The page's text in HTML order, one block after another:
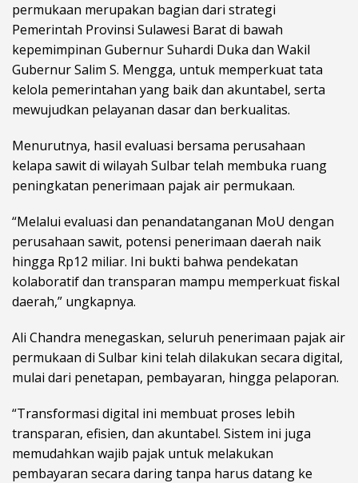
permukaan merupakan bagian dari strategi
Pemerintah Provinsi Sulawesi Barat di bawah
kepemimpinan Gubernur Suhardi Duka dan Wakil
Gubernur Salim S. Mengga, untuk memperkuat tata
kelola pemerintahan yang baik dan akuntabel, serta
mewujudkan pelayanan dasar dan berkualitas.
Menurutnya, hasil evaluasi bersama perusahaan
kelapa sawit di wilayah Sulbar telah membuka ruang
peningkatan penerimaan pajak air permukaan.
“Melalui evaluasi dan penandatanganan MoU dengan
perusahaan sawit, potensi penerimaan daerah naik
hingga Rp12 miliar. Ini bukti bahwa pendekatan
kolaboratif dan transparan mampu memperkuat fiskal
daerah,” ungkapnya.
Ali Chandra menegaskan, seluruh penerimaan pajak air
permukaan di Sulbar kini telah dilakukan secara digital,
mulai dari penetapan, pembayaran, hingga pelaporan.
“Transformasi digital ini membuat proses lebih
transparan, efisien, dan akuntabel. Sistem ini juga
memudahkan wajib pajak untuk melakukan
pembayaran secara daring tanpa harus datang ke